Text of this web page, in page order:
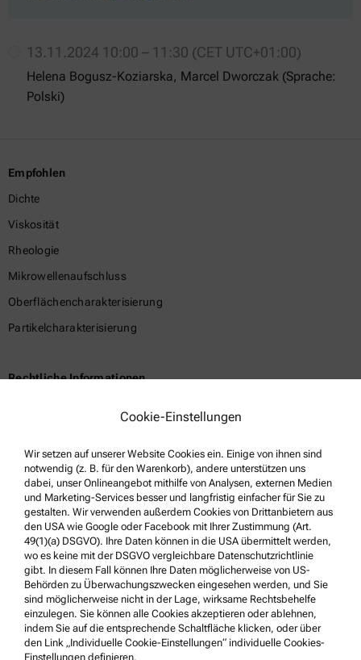
13.11.2024 10:00 – 11:30 (CET UTC+01:00)
Helena Bogusz-Koziarska, Marcel Dworczak (Sprache:
Polski)
Empfohlen
Dichte
Viskosität
Rheologie
Mikrowellenaufschluss
Oberflächencharakterisierung
Partikelcharakterisierung
Rechtliche Informationen
Impressum
Nutzungsbedingungen
Markennamen
Hinweisgebersystem
Service & Support
Anton Paar Certified Service
Sicherheitsbestätigung
Cookie-Einstellungen
Wir setzen auf unserer Website Cookies ein. Einige von ihnen sind
notwendig (z. B. für den Warenkorb), andere unterstützen uns
dabei, unser Onlineangebot mithilfe von Analysen, externen Medien
und Marketing-Services besser und langfristig einfacher für Sie zu
gestalten. Wir verwenden außerdem Cookies von Drittanbietern aus
den USA wie Google oder Facebook mit Ihrer Zustimmung (Art.
49(1)(a) DSGVO). Ihre Daten können in die USA übermittelt werden,
wo es keine mit der DSGVO vergleichbare Datenschutzrichtlinie
gibt. In diesem Fall können Ihre Daten möglicherweise von US-
Behörden zu Überwachungszwecken eingesehen werden, und Sie
sind möglicherweise nicht in der Lage, wirksame Rechtsbehelfe
einzulegen. Sie können alle Cookies akzeptieren oder ablehnen,
indem Sie auf die entsprechende Schaltfläche klicken, oder über
den Link „Individuelle Cookie-Einstellungen“ individuelle Cookies-
Einstellungen definieren.